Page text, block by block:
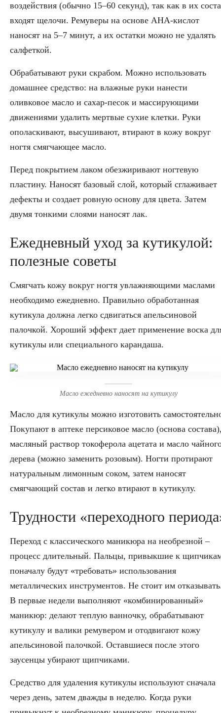
воздействия (обычно 15–60 секунд), так как в их
входят щелочи. Ремуверы на основе AHA-кислот
наносят на 5–7 минут, а их остатки можно не удалять
салфеткой.
Обрабатывают руки скрабом. Можно использовать
домашнее средство: на влажные руки нанести
оливковое масло и сахар-песок и массирующими
движениями удалить мертвые сухие клетки. Руки
ополаскивают, высушивают, втирают в кожу вокруг
ногтя смягчающее масло.
Перед покрытием лаком обезжиривают ногтевую
пластину. Наносят базовый слой, который сглаживает
дефекты и создает ровную основу для цвета. Затем
двумя тонкими слоями наносят лак.
Ежедневный уход за кутикулой:
полезные советы
Смягчать кожу вокруг ногтя увлажняющими маслами
необходимо ежедневно. Правильно обработанная
кутикула должна легко сдвигаться апельсиновой
палочкой. Хороший эффект дает применение воска
кутикулы или специального карандаша.
Масло ежедневно наносят на кутикулу
Масло для кутикулы можно изготовить
Покупают в аптеке персиковое масло (основа
масляный раствор токоферола ацетата и масло
дерева (можно заменить розовым). Ногти протирают
натуральным лимонным соком, затем наносят
смягчающий состав и легко втирают в кутикулу.
Трудности «переходного
Переход с классического маникюра на необрезной –
процесс длительный. Пальцы, привыкшие к
поначалу будут «требовать» использования
металлических инструментов. Не стоит им
В первые недели выполняют «комбинированный»
маникюр: делают теплую ванночку, обрабатывают
кутикулу и валики ремувером и отодвигают кожу
апельсиновой палочкой. Оставшиеся после этого
заусенцы убирают щипчиками.
Средство для удаления кутикулы используют сначала
через день, затем дважды в неделю. Когда руки